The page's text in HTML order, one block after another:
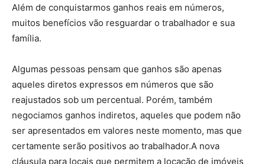
Além de conquistarmos ganhos reais em números,
muitos benefícios vão resguardar o trabalhador e sua
família.
Algumas pessoas pensam que ganhos são apenas
aqueles diretos expressos em números que são
reajustados sob um percentual. Porém, também
negociamos ganhos indiretos, aqueles que podem não
ser apresentados em valores neste momento, mas que
certamente serão positivos ao trabalhador.A nova
cláusula para locais que permitem a locação de imóveis